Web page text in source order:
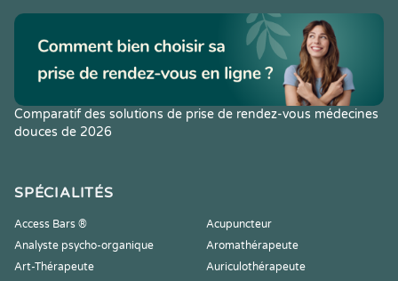
Comparatif des solutions de prise de rendez-vous médecines
douces de 2026
SPÉCIALITÉS
Access Bars ®
Acupuncteur
Analyste psycho-organique
Aromathérapeute
Art-Thérapeute
Auriculothérapeute